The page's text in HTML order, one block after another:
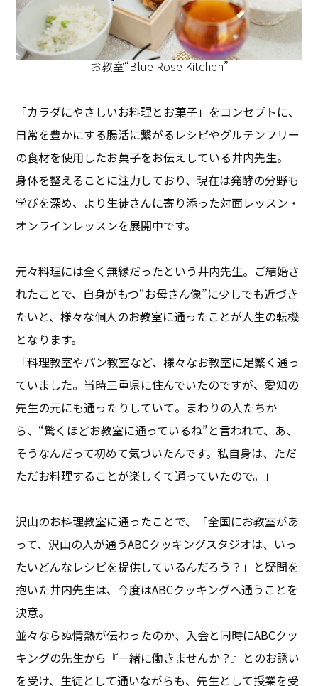
お教室“Blue Rose Kitchen”
「カラダにやさしいお料理とお菓子」をコンセプトに、
日常を豊かにする腸活に繋がるレシピやグルテンフリー
の食材を使用したお菓子をお伝えしている井内先生。
身体を整えることに注力しており、現在は発酵の分野も
学びを深め、より生徒さんに寄り添った対面レッスン・
オンラインレッスンを展開中です。
元々料理には全く無縁だったという井内先生。ご結婚さ
れたことで、自身がもつ“お母さん像”に少しでも近づき
たいと、様々な個人のお教室に通ったことが人生の転機
となります。
「料理教室やパン教室など、様々なお教室に足繁く通っ
ていました。当時三重県に住んでいたのですが、愛知の
先生の元にも通ったりしていて。まわりの人たちか
ら、“驚くほどお教室に通っているね”と言われて、あ、
そうなんだって初めて気づいたんです。私自身は、ただ
ただお料理することが楽しくて通っていたので。」
沢山のお料理教室に通ったことで、「全国にお教室があ
って、沢山の人が通うABCクッキングスタジオは、いっ
たいどんなレシピを提供しているんだろう？」と疑問を
抱いた井内先生は、今度はABCクッキングへ通うことを
決意。
並々ならぬ情熱が伝わったのか、入会と同時にABCクッ
キングの先生から『一緒に働きませんか？』とのお誘い
を受け、生徒として通いながらも、先生として授業を受